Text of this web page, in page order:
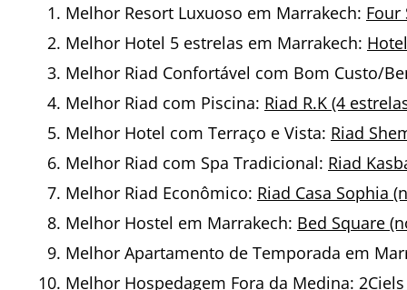
Melhor Resort Luxuoso em Marrakech: Four
Melhor Hotel 5 estrelas em Marrakech:
Melhor Riad Confortável com Bom Custo/
Melhor Riad com Piscina: Riad R.K (4
Melhor Hotel com Terraço e Vista: Riad
Melhor Riad com Spa Tradicional: Riad
Melhor Riad Econômico: Riad Casa Sophia
Melhor Hostel em Marrakech: Bed Square
Melhor Apartamento de Temporada em
Melhor Hospedagem Fora da Medina: